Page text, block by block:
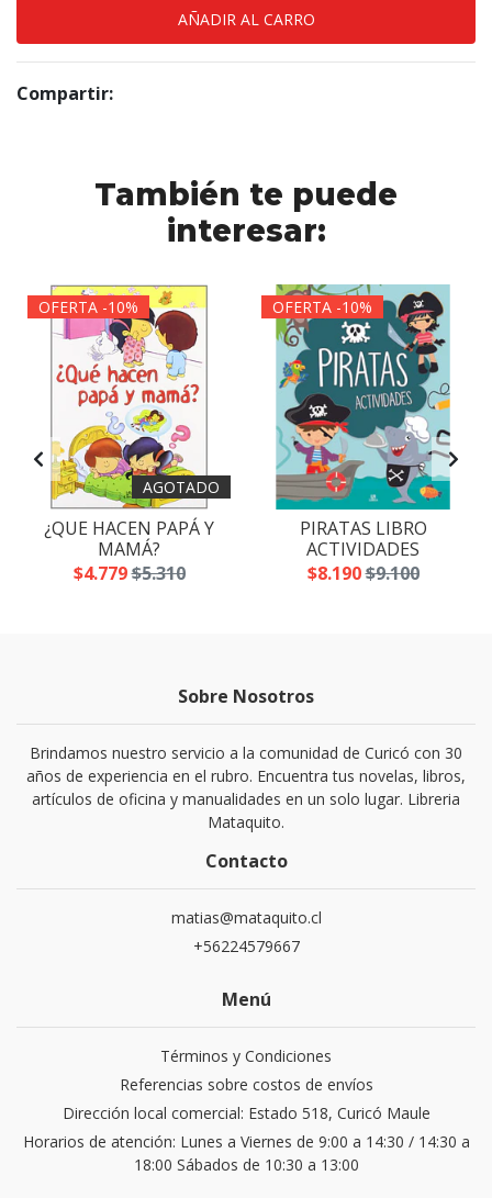
Compartir:
También te puede
interesar:
OFERTA -10%
AGOTADO
¿QUE HACEN PAPÁ Y
MAMÁ?
$4.779$5.310
OFERTA -10%
PIRATAS LIBRO
ACTIVIDADES
$8.190$9.100
Sobre Nosotros
Brindamos nuestro servicio a la comunidad de Curicó con 30
años de experiencia en el rubro. Encuentra tus novelas, libros,
artículos de oficina y manualidades en un solo lugar. Libreria
Mataquito.
Contacto
matias@mataquito.cl
+56224579667
Menú
Términos y Condiciones
Referencias sobre costos de envíos
Dirección local comercial: Estado 518, Curicó Maule
Horarios de atención: Lunes a Viernes de 9:00 a 14:30 / 14:30 a
18:00 Sábados de 10:30 a 13:00